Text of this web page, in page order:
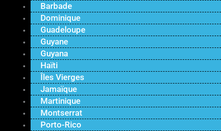
Barbade
Dominique
Guadeloupe
Guyane
Guyana
Haïti
Îles Vierges
Jamaïque
Martinique
Montserrat
Porto-Rico